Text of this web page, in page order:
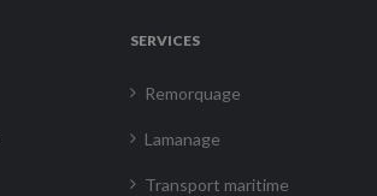
SERVICES
Remorquage
Lamanage
Transport maritime